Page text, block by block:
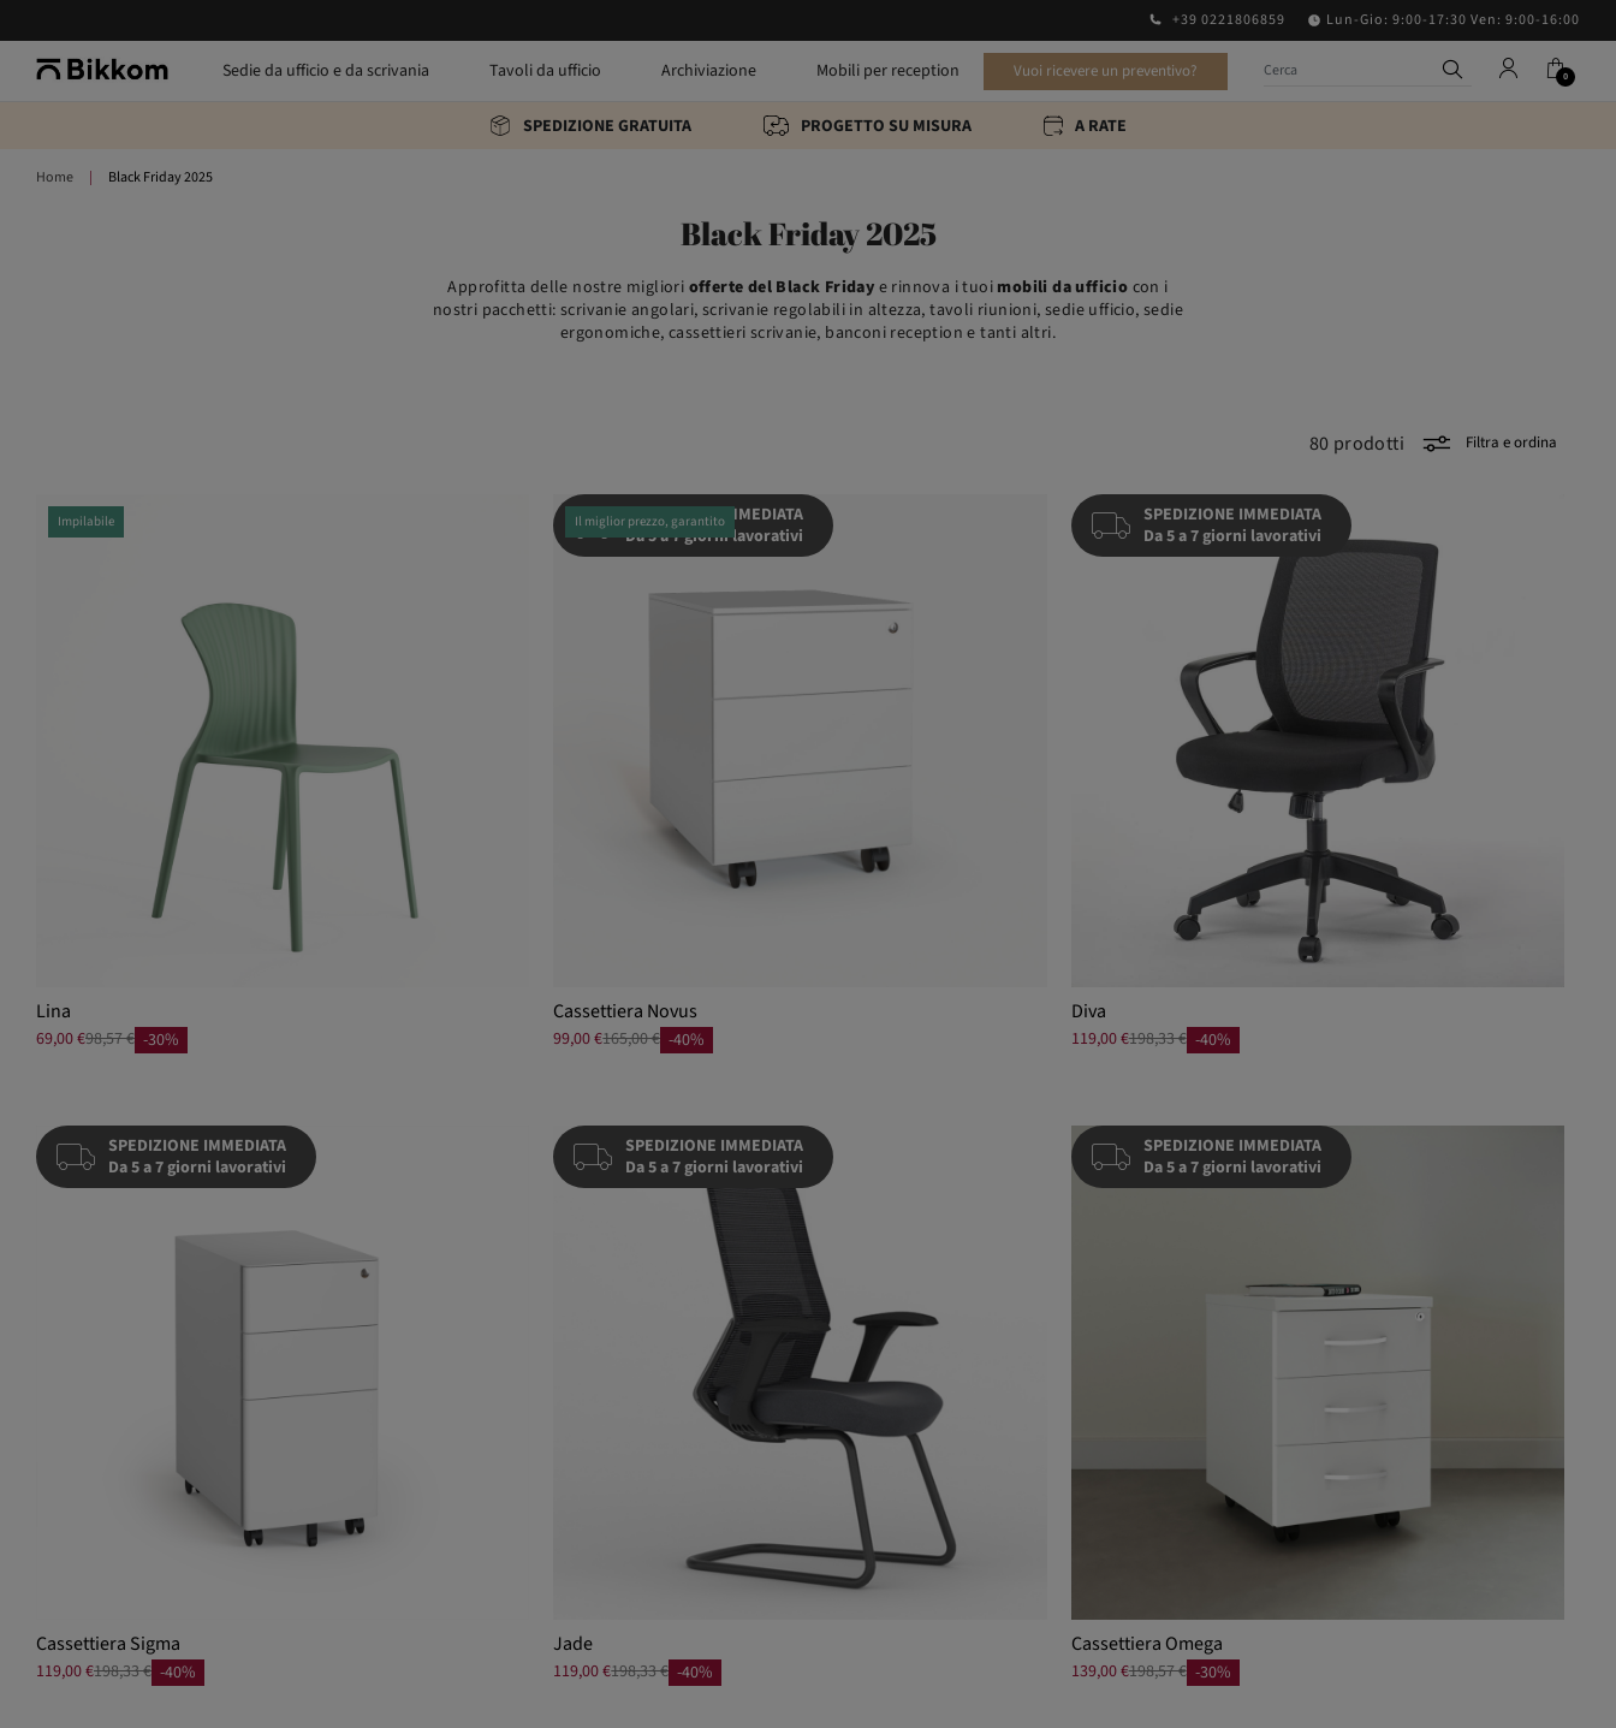
+39 0221806859 Lun-Gio: 9:00-17:30 Ven: 9:00-16:00
Sedie da ufficio e da scrivania Tavoli da ufficio Archiviazione Mobili per reception Vuoi ricevere un preventivo? 0
SPEDIZIONE GRATUITA PROGETTO SU MISURA A RATE
Home Black Friday 2025
Black Friday 2025
Approfitta delle nostre migliori offerte del Black Friday e rinnova i tuoi mobili da ufficio con i
nostri pacchetti: scrivanie angolari, scrivanie regolabili in altezza, tavoli riunioni, sedie ufficio, sedie
ergonomiche, cassettieri scrivanie, banconi reception e tanti altri.
Filtra e ordina
80 prodotti
Impilabile
Lina
69,00 €98,57 € -30%
SPEDIZIONE IMMEDIATA
Da 5 a 7 giorni lavorativi
Il miglior prezzo, garantito
Cassettiera Novus
99,00 €165,00 € -40%
SPEDIZIONE IMMEDIATA
Da 5 a 7 giorni lavorativi
Diva
119,00 €198,33 € -40%
SPEDIZIONE IMMEDIATA
Da 5 a 7 giorni lavorativi
Cassettiera Sigma
119,00 €198,33 € -40%
SPEDIZIONE IMMEDIATA
Da 5 a 7 giorni lavorativi
Jade
119,00 €198,33 € -40%
SPEDIZIONE IMMEDIATA
Da 5 a 7 giorni lavorativi
Cassettiera Omega
139,00 €198,57 € -30%